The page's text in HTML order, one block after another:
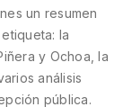
un resumen
la
y Ochoa, la
análisis
pública.